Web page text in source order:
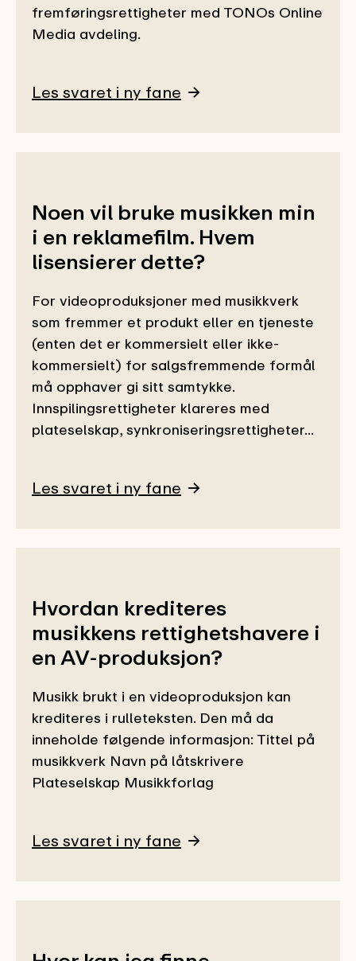
fremføringsrettigheter med TONOs Online
Media avdeling.
Les svaret i ny fane
Noen vil bruke musikken min
i en reklamefilm. Hvem
lisensierer dette?
For videoproduksjoner med musikkverk
som fremmer et produkt eller en tjeneste
(enten det er kommersielt eller ikke-
kommersielt) for salgsfremmende formål
må opphaver gi sitt samtykke.
Innspilingsrettigheter klareres med
plateselskap, synkroniseringsrettigheter...
Les svaret i ny fane
Hvordan krediteres
musikkens rettighetshavere i
en AV-produksjon?
Musikk brukt i en videoproduksjon kan
krediteres i rulleteksten. Den må da
inneholde følgende informasjon: Tittel på
musikkverk Navn på låtskrivere
Plateselskap Musikkforlag
Les svaret i ny fane